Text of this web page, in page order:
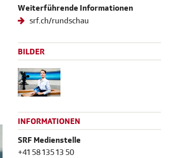
Weiterführende Informationen
srf.ch/rundschau
BILDER
INFORMATIONEN
SRF Medienstelle
+41 58 135 13 50